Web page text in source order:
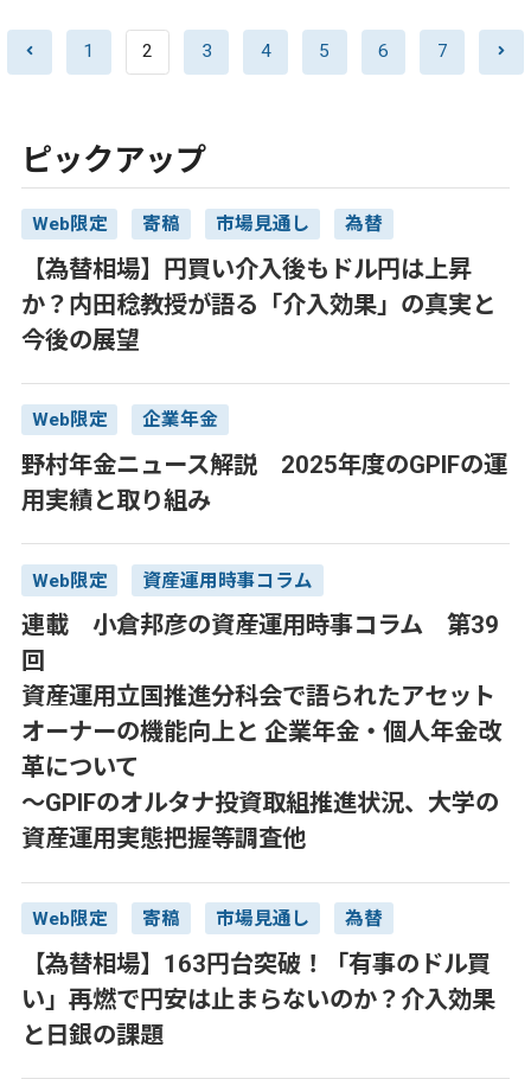
1 2 3 4 5 6 7
ピックアップ
Web限定 寄稿 市場見通し 為替
【為替相場】円買い介入後もドル円は上昇
か？内田稔教授が語る「介入効果」の真実と
今後の展望
Web限定 企業年金
野村年金ニュース解説 2025年度のGPIFの運
用実績と取り組み
Web限定 資産運用時事コラム
連載 小倉邦彦の資産運用時事コラム 第39
回
資産運用立国推進分科会で語られたアセット
オーナーの機能向上と 企業年金・個人年金改
革について
～GPIFのオルタナ投資取組推進状況、大学の
資産運用実態把握等調査他
Web限定 寄稿 市場見通し 為替
【為替相場】163円台突破！「有事のドル買
い」再燃で円安は止まらないのか？介入効果
と日銀の課題